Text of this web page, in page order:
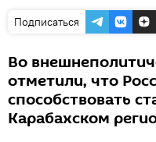
Подписаться
Во
отметили, что
способствовать
Карабахском